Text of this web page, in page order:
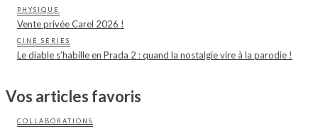
PHYSIQUE
Vente privée Carel 2026 !
CINÉ SÉRIES
Le diable s’habille en Prada 2 : quand la nostalgie vire à la parodie !
Vos articles favoris
COLLABORATIONS